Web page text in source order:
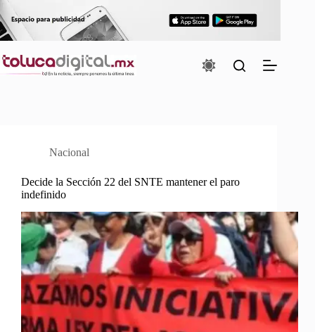
Saltar
al
contenido
Nacional
Decide la Sección 22 del SNTE mantener el paro
indefinido